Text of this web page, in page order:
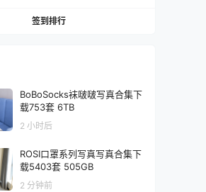
签到排行
BoBoSocks袜啵啵写真合集下
载753套 6TB
2 小时后
ROSI口罩系列写真写真合集下
载5403套 505GB
2 分钟前